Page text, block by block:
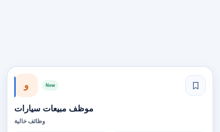
و New
موظف مبيعات سيارات
وظائف خالية